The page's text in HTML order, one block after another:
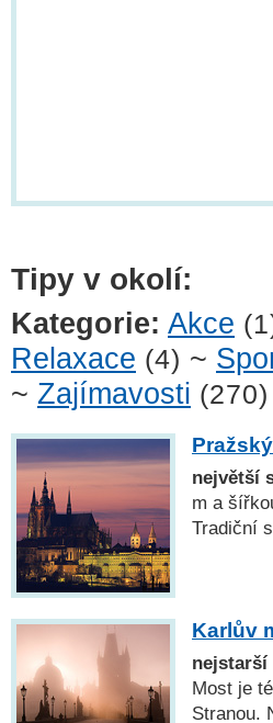
Tipy v okolí:
Kategorie: Akce
Relaxace (4) ~
~ Zajímavosti (270)
největší
m a
Tradiční
Karlův
nejstarší
Most je
Stranou.